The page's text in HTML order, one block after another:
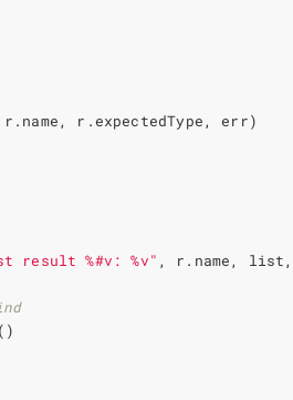
r . name , r .expectedType , err)
result %#v: %v" , r . name , list ,
()